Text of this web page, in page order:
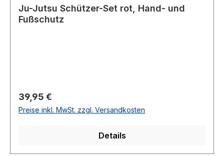
Ju-Jutsu Schützer-Set rot, Hand- und
Fußschutz
Regulärer Preis:
39,95 €
Preise inkl. MwSt. zzgl. Versandkosten
Details